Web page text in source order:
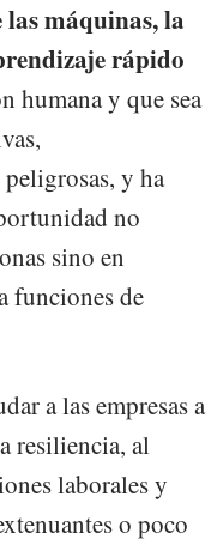
máquinas, la
rápido
humana y que sea
y ha
no
sino en
funciones de
a las empresas a
resiliencia, al
laborales y
o poco